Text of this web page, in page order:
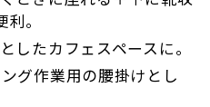
。
したカフェスペースに。
グ作業用の腰掛けとし